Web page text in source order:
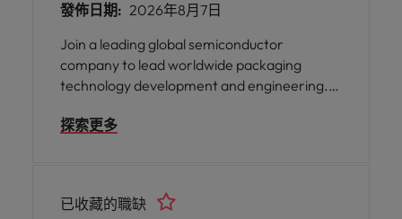
發佈日期: 2026年8月7日
Join a leading global semiconductor
company to lead worldwide packaging
technology development and engineering.
packaging strategy, driving technology
manufacturing, and supply chain
organizations to deliver next-generation
探索更多
已收藏的職缺